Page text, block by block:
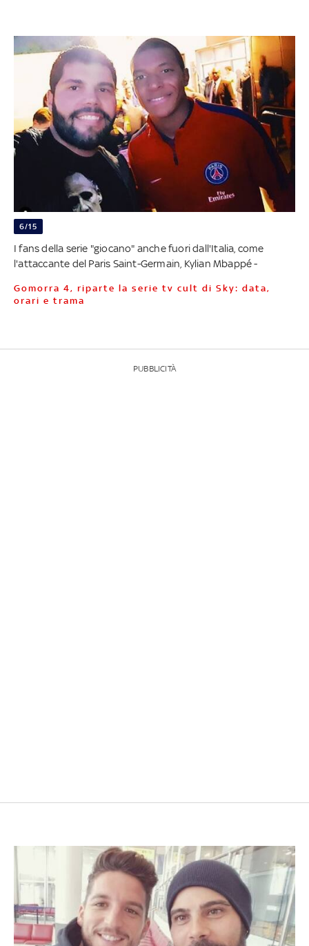
6/15
I fans della serie "giocano" anche fuori dall'Italia, come
l'attaccante del Paris Saint-Germain, Kylian Mbappé -
Gomorra 4, riparte la serie tv cult di Sky: data,
orari e trama
PUBBLICITÀ